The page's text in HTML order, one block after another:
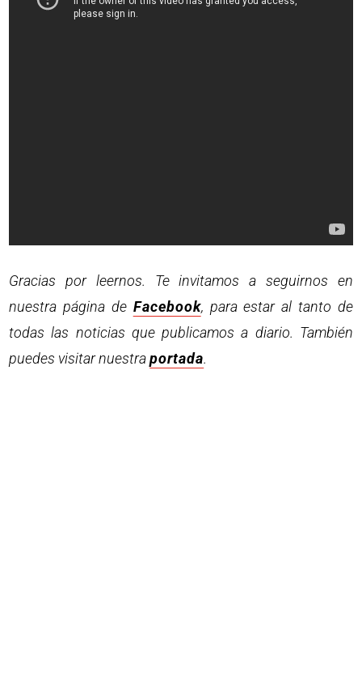
Gracias por leernos. Te invitamos a seguirnos en
nuestra página de Facebook, para estar al tanto de
todas las noticias que publicamos a diario. También
puedes visitar nuestraportada.